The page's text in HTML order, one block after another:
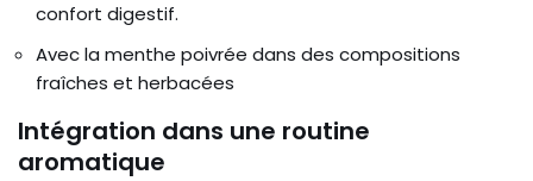
confort digestif.
Avec la menthe poivrée dans des compositions
fraîches et herbacées
Intégration dans une routine
aromatique